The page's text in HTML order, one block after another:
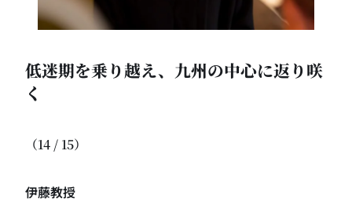
低迷期を乗り越え、九州の中心に返り咲
く
（14 / 15）
伊藤教授